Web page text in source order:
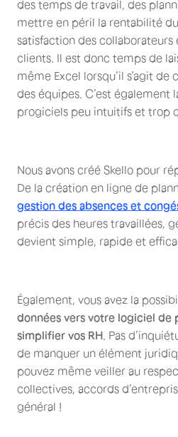
des temps de travail, des
mettre en péril la rentabilité
satisfaction des collaborateurs
clients. Il est donc temps de
même Excel lorsqu’il s’agit de
des équipes. C’est également
progiciels peu intuitifs et trop
Nous avons créé Skello pour
De la création en ligne de
gestion des absences et
précis des heures travaillées,
devient simple, rapide et
Également, vous avez la
données vers votre logiciel de
simplifier vos RH . Pas
de manquer un élément
pouvez même veiller au
collectives, accords
général !